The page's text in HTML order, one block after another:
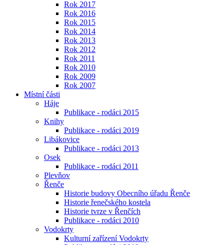
Rok 2017
Rok 2016
Rok 2015
Rok 2014
Rok 2013
Rok 2012
Rok 2011
Rok 2010
Rok 2009
Rok 2007
Místní části
Háje
Publikace - rodáci 2015
Knihy
Publikace - rodáci 2019
Libákovice
Publikace - rodáci 2013
Osek
Publikace - rodáci 2011
Plevňov
Řenče
Historie budovy Obecního úřadu Řenče
Historie řenečského kostela
Historie tvrze v Řenčích
Publikace - rodáci 2010
Vodokrty
Kulturní zařízení Vodokrty